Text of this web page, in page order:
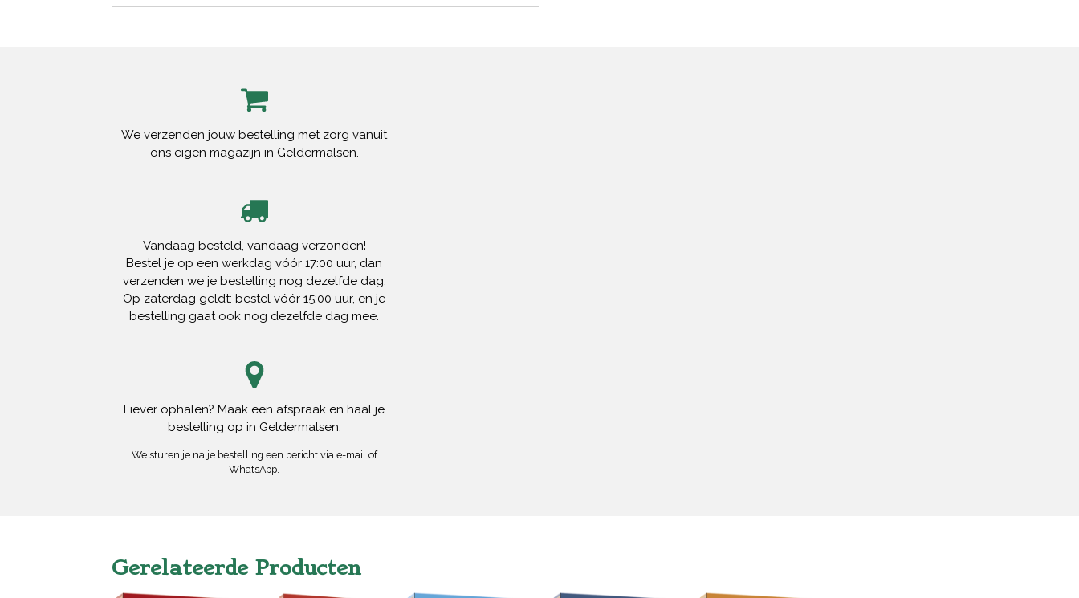
We verzenden jouw bestelling met zorg vanuit
ons eigen magazijn in Geldermalsen.
Vandaag besteld, vandaag verzonden!
Bestel je op een werkdag vóór 17:00 uur, dan
verzenden we je bestelling nog dezelfde dag.
Op zaterdag geldt: bestel vóór 15:00 uur, en je
bestelling gaat ook nog dezelfde dag mee.
Liever ophalen? Maak een afspraak en haal je
bestelling op in Geldermalsen.
We sturen je na je bestelling een bericht via e-mail of
WhatsApp.
Gerelateerde Producten